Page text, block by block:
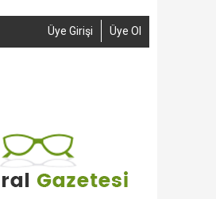
Üye Girişi Üye Ol